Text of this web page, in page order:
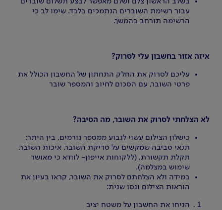
עבור רשימת השוברים הנתמכים בלבד. שימו לב כי
הרשימה תורחב בהמשך.
איזה אזור בחשבון עלי לסרוק?
עליכם לסרוק את החלק התחתון של החשבון הכולל את
פרטי השובר, עם הסכום לחיוב והמספר שובר
לא הצלחתי לסרוק את השובר, מה הסיבה?
כישלון הצילום עשוי לנבוע ממספר גורמים, בין היתר:
תנאי סביבה שמקשים על סריקת השובר, איכות השובר,
תקלת תקשורת, (ללקוחות אייפון- לוודא כי מאושר
שימוש במצלמה).
במידה ולא הצלחתם לסרוק את השובר, קראו בעיון את
הוראות הצילום ונסו שנית:
הניחו את החשבון על משטח יציב